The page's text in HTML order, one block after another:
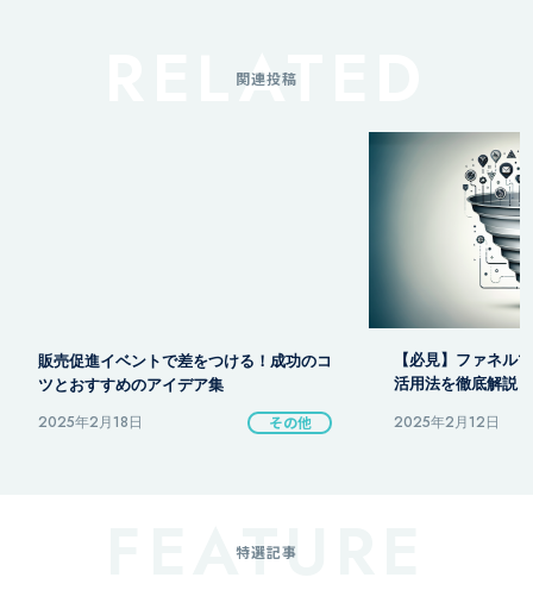
関連投稿
販売促進イベントで差をつける！成功のコ
ツとおすすめのアイデア集
2025年2月18日 その他
【必見】ファネル
活用法を徹底解説！
2025年2月12日
特選記事